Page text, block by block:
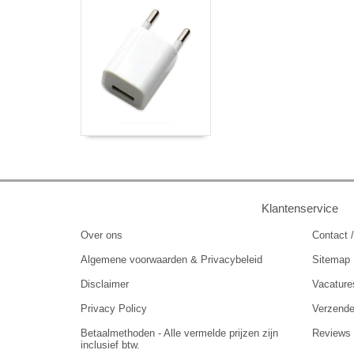
Klantenservice
Over ons
Algemene voorwaarden & Privacybeleid
Disclaimer
Privacy Policy
Betaalmethoden - Alle vermelde prijzen zijn
inclusief btw.
Contact
Sitemap
Reviews